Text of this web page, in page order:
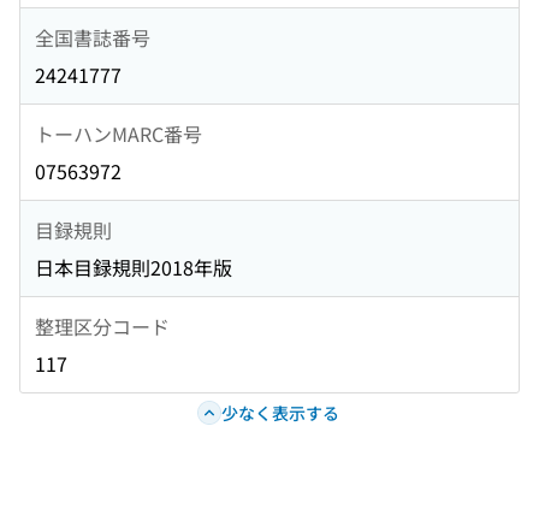
全国書誌番号
24241777
トーハンMARC番号
07563972
目録規則
日本目録規則2018年版
整理区分コード
117
少なく表示する